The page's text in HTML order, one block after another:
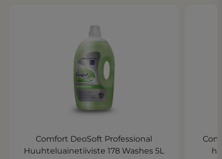
Comfort DeoSoft Professional
Huuhteluainetiiviste 178 Washes 5L